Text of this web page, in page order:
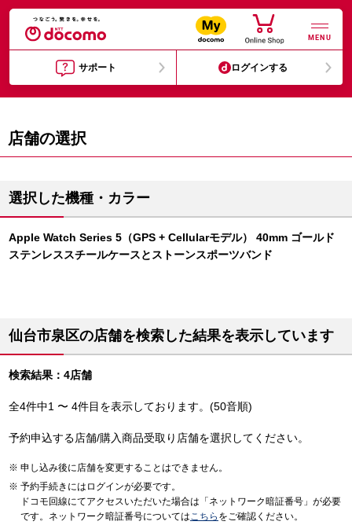
MENU
サポート ログインする
店舗の選択
選択した機種・カラー
Apple Watch Series 5（GPS + Cellularモデル） 40mm ゴールド
ステンレススチールケースとストーンスポーツバンド
仙台市泉区の店舗を検索した結果を表示しています
検索結果：4店舗
全4件中1 〜 4件目を表示しております。(50音順)
予約申込する店舗/購入商品受取り店舗を選択してください。
申し込み後に店舗を変更することはできません。
予約手続きにはログインが必要です。
ドコモ回線にてアクセスいただいた場合は「ネットワーク暗証番号」が必要
です。ネットワーク暗証番号についてはこちら をご確認ください。